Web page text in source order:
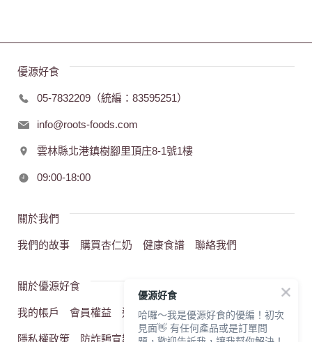
優源好食
05-7832209（統編：83595251）
info@roots-foods.com
雲林縣北港鎮樹腳里頂庄8-1號1樓
09:00-18:00
關於我們
我們的故事 購買杏仁奶 健康食譜 聯絡我們
關於優源好食
我的帳戶 會員權益 退換貨流程 網站服務條款
隱私權政策 防詐騙宣導
優源好食
哈囉～我是優源好食的優編！初次
見面👋 有任何產品或是訂單問